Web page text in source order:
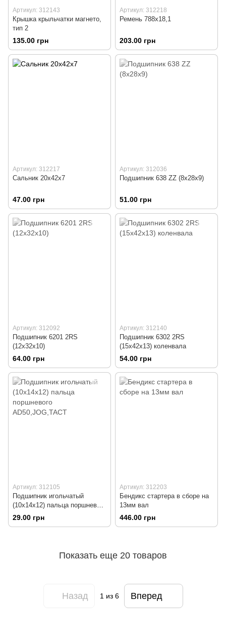
Артикул: 312143
Крышка крыльчатки магнето,
тип 2
135.00 грн
Артикул: 312218
Ремень 788x18,1
203.00 грн
Артикул: 312217
Сальник 20x42x7
47.00 грн
Артикул: 312036
Подшипник 638 ZZ (8x28x9)
51.00 грн
Артикул: 312092
Подшипник 6201 2RS
(12x32x10)
64.00 грн
Артикул: 312140
Подшипник 6302 2RS
(15x42x13) коленвала
54.00 грн
Артикул: 312105
Подшипник игольчатый
(10x14x12) пальца поршневого
AD50,JOG,TACT
29.00 грн
Артикул: 312203
Бендикс стартера в сборе на
13мм вал
446.00 грн
Показать еще 20 товаров
Назад 1из 6 Вперед